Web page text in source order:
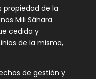
propiedad de la
Mili Sáhara
cedida y
de la misma,
de gestión y